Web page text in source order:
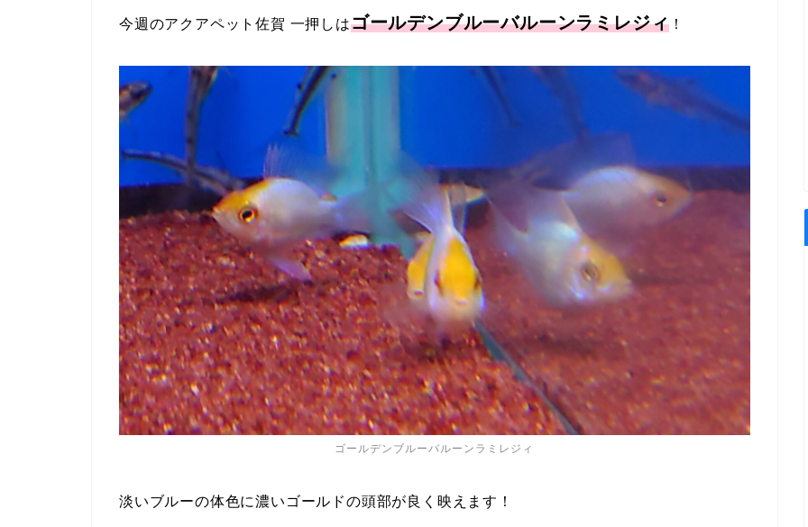
今週のアクアペット佐賀 一押しはゴールデンブルーバルーンラミレジィ ！
ゴールデンブルーバルーンラミレジィ
淡いブルーの体色に濃いゴールドの頭部が良く映えます！